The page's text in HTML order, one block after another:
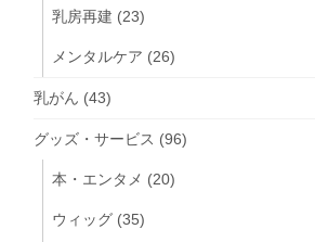
乳房再建 (23)
メンタルケア (26)
乳がん (43)
グッズ・サービス (96)
本・エンタメ (20)
ウィッグ (35)